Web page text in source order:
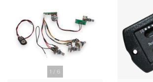
1 / 6